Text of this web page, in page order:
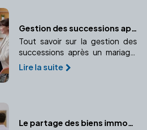
Gestion des successions après un mariage
Tout savoir sur la gestion des
successions après un mariage,
guidé par un notaire pour
protéger vos droits.
Lire la suite
Le partage des biens immobiliers en cas de divorce : le rôle du notaire